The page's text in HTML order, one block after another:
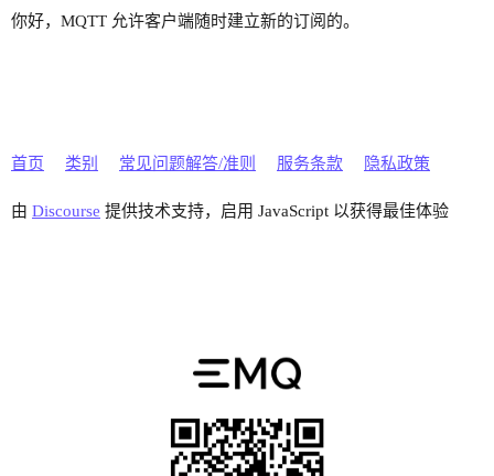
你好，MQTT 允许客户端随时建立新的订阅的。
首页 类别 常见问题解答/准则 服务条款 隐私政策
由 Discourse 提供技术支持，启用 JavaScript 以获得最佳体验